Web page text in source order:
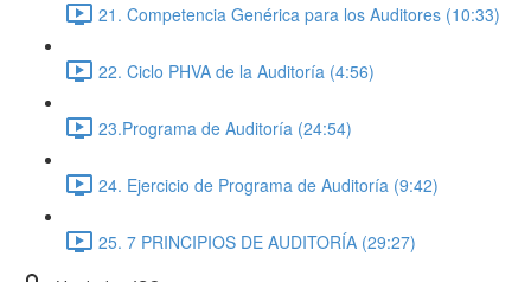
21. Competencia Genérica para los Auditores (10:33)
22. Ciclo PHVA de la Auditoría (4:56)
23.Programa de Auditoría (24:54)
24. Ejercicio de Programa de Auditoría (9:42)
25. 7 PRINCIPIOS DE AUDITORÍA (29:27)